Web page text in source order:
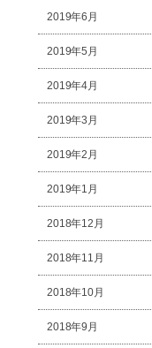
2019年6月
2019年5月
2019年4月
2019年3月
2019年2月
2019年1月
2018年12月
2018年11月
2018年10月
2018年9月